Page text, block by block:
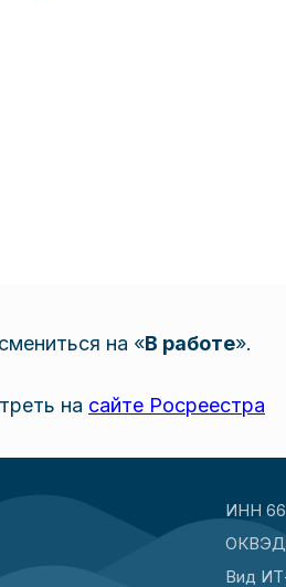
на «В работе».
на сайте Росреестра
ИНН
ОКВЭД
Вид